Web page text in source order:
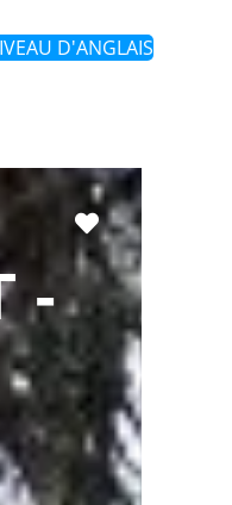
D'ANGLAIS
Favori
-